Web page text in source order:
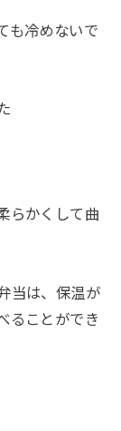
も冷めないで
らかくして曲
当は、保温が
ることができ